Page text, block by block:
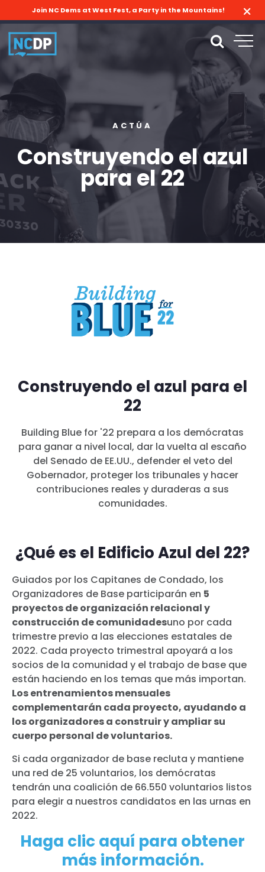
Join NC Dems at West Fest, a Party in the Mountains!
ACTÚA
Construyendo el azul
para el 22
Construyendo el azul para el
22
Building Blue for '22 prepara a los demócratas
para ganar a nivel local, dar la vuelta al escaño
del Senado de EE.UU., defender el veto del
Gobernador, proteger los tribunales y hacer
contribuciones reales y duraderas a sus
comunidades.
¿Qué es el Edificio Azul del 22?
Guiados por los Capitanes de Condado, los
Organizadores de Base participarán en 5
proyectos de organización relacional y
construcción de comunidadesuno por cada
trimestre previo a las elecciones estatales de
2022. Cada proyecto trimestral apoyará a los
socios de la comunidad y el trabajo de base que
están haciendo en los temas que más importan.
Los entrenamientos mensuales
complementarán cada proyecto, ayudando a
los organizadores a construir y ampliar su
cuerpo personal de voluntarios.
Si cada organizador de base recluta y mantiene
una red de 25 voluntarios, los demócratas
tendrán una coalición de 66.550 voluntarios listos
para elegir a nuestros candidatos en las urnas en
2022.
Haga clic aquí para obtener
más información.